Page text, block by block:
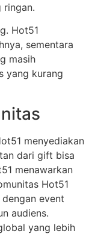
ringan.
Hot51
sementara
masih
yang kurang
menyediakan
dari gift bisa
menawarkan
Hot51
event
audiens.
yang lebih